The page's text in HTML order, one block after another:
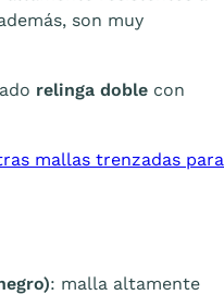
son muy
relinga doble con
mallas trenzadas para
: malla altamente